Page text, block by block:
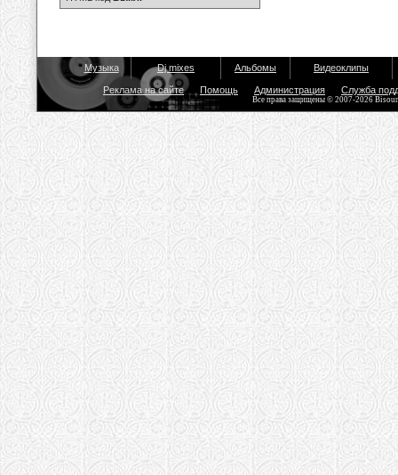
Музыка Dj mixes Альбомы Видеоклипы
Реклама на сайте Помощь Администрация Служба
Все права защищены © 2007-2026